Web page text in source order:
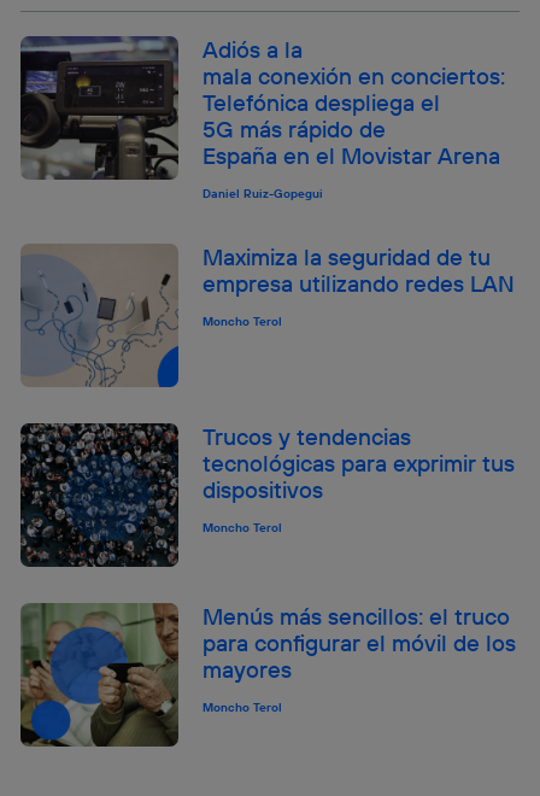
Adiós a la
mala conexión en conciertos:
Telefónica despliega el
5G más rápido de
España en el Movistar Arena
Daniel Ruiz-Gopegui
Maximiza la seguridad de tu
empresa utilizando redes LAN
Moncho Terol
Trucos y tendencias
tecnológicas para exprimir tus
dispositivos
Moncho Terol
Menús más sencillos: el truco
para configurar el móvil de los
mayores
Moncho Terol